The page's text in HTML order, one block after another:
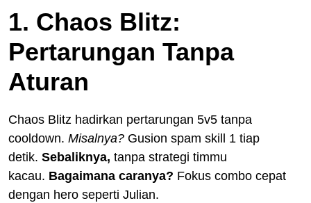
1. Chaos Blitz:
Pertarungan Tanpa
Aturan
Chaos Blitz hadirkan pertarungan 5v5 tanpa
cooldown. Misalnya? Gusion spam skill 1 tiap
detik. Sebaliknya, tanpa strategi timmu
kacau. Bagaimana caranya? Fokus combo cepat
dengan hero seperti Julian.